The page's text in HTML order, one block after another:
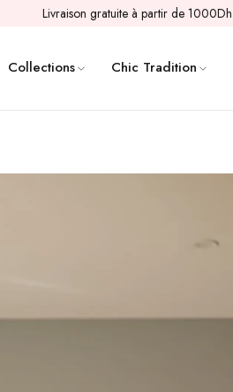
Livraison gratuite à partir de 1000Dh
Collections Chic Tradition